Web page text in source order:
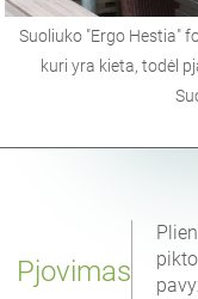
Suoliuko "Ergo Hestia"
kuri yra kieta, todėl
Pjovimas